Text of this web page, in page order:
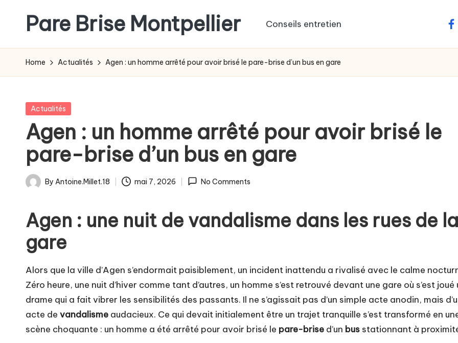
content
Pare Brise Montpellier Conseils entretien
Home Actualités Agen : un homme arrêté pour avoir brisé le pare-brise d’un bus en gare
Posted
Actualités
Agen : un homme arrêté pour avoir brisé le
pare-brise d’un bus en gare
Posted
By Antoine.Millet.18 mai 7, 2026 No Comments
Agen : une nuit de vandalisme dans les rues de la
gare
Alors que la ville d’Agen s’endormait paisiblement, un incident inattendu a rivalisé avec le calme
Zéro heure, une nuit d’hiver comme tant d’autres, un homme s’est retrouvé devant une gare où s’est joué
drame qui a fait vibrer les sensibilités des passants. Il ne s’agissait pas d’un simple acte anodin, mais
acte de vandalisme audacieux. Ce qui devait initialement être un trajet tranquille s’est transformé en
scène choquante : un homme a été arrêté pour avoir brisé le pare-brise d’un bus stationnant à